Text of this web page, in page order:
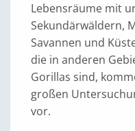
Lebensräume mit
Sekundärwäldern,
Savannen und
die in anderen
Gorillas sind,
großen
vor.